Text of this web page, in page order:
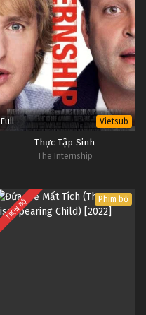
Full Vietsub
Thực Tập Sinh
The Internship
TRỌN BỘ Phim bộ